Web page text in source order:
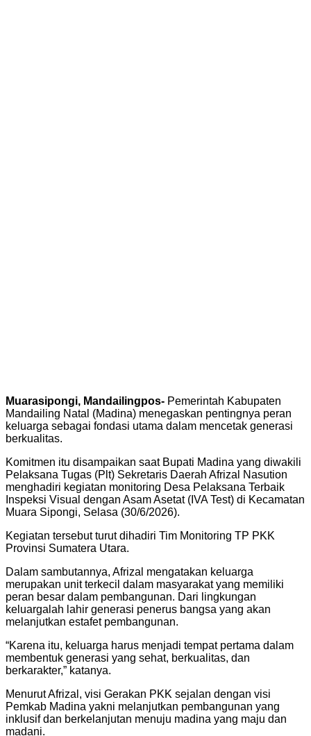
Muarasipongi, Mandailingpos- Pemerintah Kabupaten
Mandailing Natal (Madina) menegaskan pentingnya peran
keluarga sebagai fondasi utama dalam mencetak generasi
berkualitas.
Komitmen itu disampaikan saat Bupati Madina yang diwakili
Pelaksana Tugas (Plt) Sekretaris Daerah Afrizal Nasution
menghadiri kegiatan monitoring Desa Pelaksana Terbaik
Inspeksi Visual dengan Asam Asetat (IVA Test) di Kecamatan
Muara Sipongi, Selasa (30/6/2026).
Kegiatan tersebut turut dihadiri Tim Monitoring TP PKK
Provinsi Sumatera Utara.
Dalam sambutannya, Afrizal mengatakan keluarga
merupakan unit terkecil dalam masyarakat yang memiliki
peran besar dalam pembangunan. Dari lingkungan
keluargalah lahir generasi penerus bangsa yang akan
melanjutkan estafet pembangunan.
“Karena itu, keluarga harus menjadi tempat pertama dalam
membentuk generasi yang sehat, berkualitas, dan
berkarakter,” katanya.
Menurut Afrizal, visi Gerakan PKK sejalan dengan visi
Pemkab Madina yakni melanjutkan pembangunan yang
inklusif dan berkelanjutan menuju madina yang maju dan
madani.